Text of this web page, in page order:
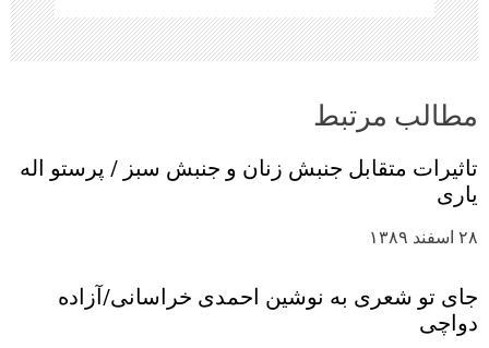
مطالب مرتبط
تاثیرات متقابل جنبش زنان و جنبش‌ سبز / پرستو اله
یاری
۲۸ اسفند ۱۳۸۹
جای تو شعری به نوشین احمدی خراسانی/آزاده
دواچی